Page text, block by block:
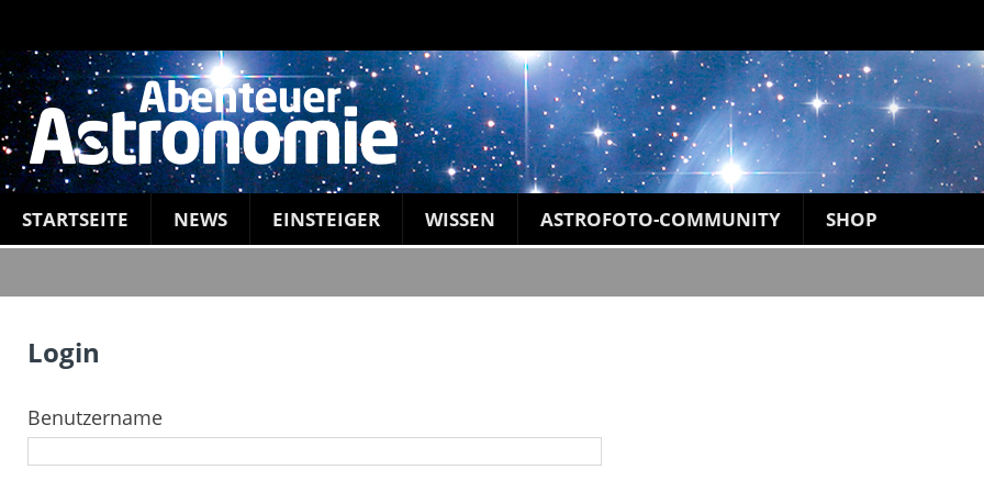
STARTSEITE NEWS EINSTEIGER WISSEN ASTROFOTO-COMMUNITY SHOP
Login
Benutzername